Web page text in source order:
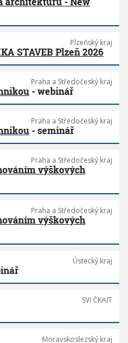
Plzeňský kraj
STAVEB Plzeň 2026
Praha a Středočeský kraj
- webinář
Praha a Středočeský kraj
- seminář
Praha a Středočeský kraj
výškových
Praha a Středočeský kraj
výškových
Ústecký kraj
SVI ČKAIT
Moravskoslezský kraj